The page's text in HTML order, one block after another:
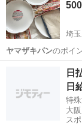
埼
ヤマザキパンのポイ
上尾市
日
日
特
大
ス